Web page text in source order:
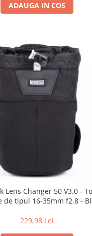
ADAUGA IN COS
Lens Changer 50 V3.0 -
de tipul 16-35mm f2.8 -
229,98 Lei